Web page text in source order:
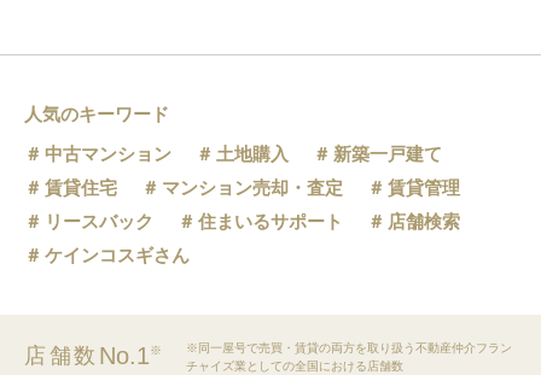
人気のキーワード
中古マンション
土地購入
新築一戸建て
賃貸住宅
マンション売却・査定
賃貸管理
リースバック
住まいるサポート
店舗検索
ケインコスギさん
店舗数 No.1※
※同一屋号で売買・賃貸の両方を取り扱う不動産仲介フラン
チャイズ業としての全国における店舗数